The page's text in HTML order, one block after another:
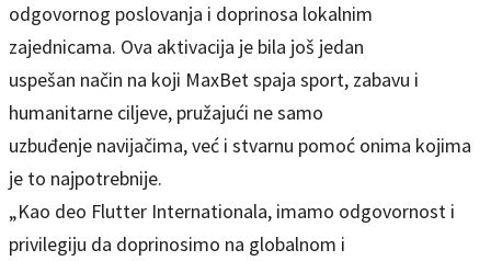
odgovornog poslovanja i doprinosa lokalnim
zajednicama. Ova aktivacija je bila još jedan
uspešan način na koji MaxBet spaja sport, zabavu i
humanitarne ciljeve, pružajući ne samo
uzbuđenje navijačima, već i stvarnu pomoć onima kojima
je to najpotrebnije.
„Kao deo Flutter Internationala, imamo odgovornost i
privilegiju da doprinosimo na globalnom i